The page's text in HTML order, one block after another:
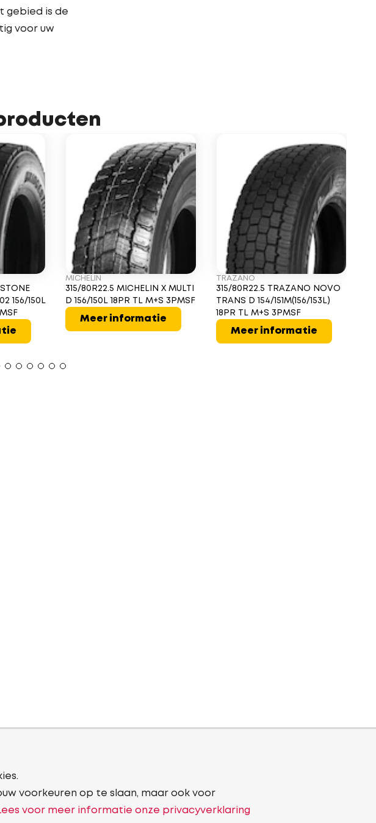
gebied is de
voor uw
156/150L
MICHELIN
315/80R22.5 MICHELIN X MULTI
D 156/150L 18PR TL M+S 3PMSF
Meer informatie
TRAZANO
315/80R22.5 TRAZANO NOVO
TRANS D 154/151M(156/153L)
18PR TL M+S 3PMSF
Meer informatie
voorkeuren op te slaan, maar ook voor
voor meer informatie onze privacyverklaring